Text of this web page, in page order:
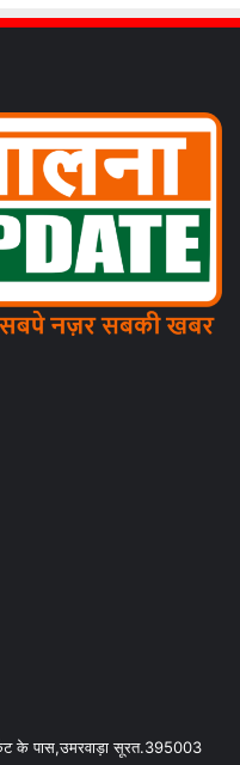
के पास,उमरवाड़ा सूरत.395003